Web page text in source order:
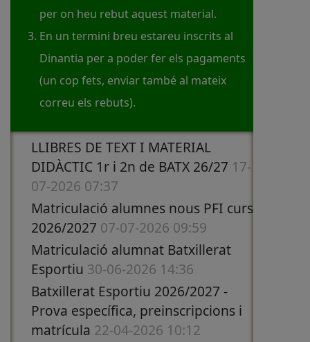
per on heu rebut aquest material.
En un termini breu estareu inscrits al
Dinantia per a poder fer els pagaments
(un cop fets, enviar també al mateix
correu els rebuts).
LLIBRES DE TEXT I MATERIAL
DIDÀCTIC 1r i 2n de BATX 26/27 17-
07-2026 07:37
Matriculació alumnes nous PFI curs
2026/2027 07-07-2026 09:59
Matriculació alumnat Batxillerat
Esportiu 30-06-2026 14:36
Batxillerat Esportiu 2026/2027 -
Prova específica, preinscripcions i
matrícula 22-04-2026 10:12